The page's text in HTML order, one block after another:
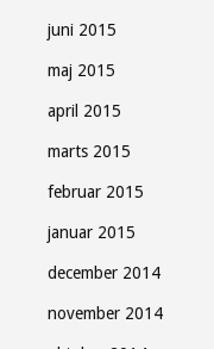
juni 2015
maj 2015
april 2015
marts 2015
februar 2015
januar 2015
december 2014
november 2014